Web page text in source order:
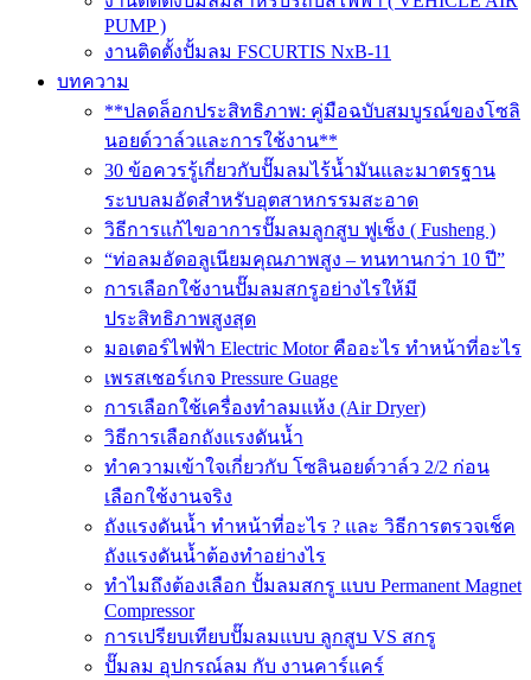
PUMP )
งานติดตั้งปั้มลม FSCURTIS NxB-11
บทความ
**ปลดล็อกประสิทธิภาพ: คู่มือฉบับสมบูรณ์ของโซลิ
นอยด์วาล์วและการใช้งาน**
30 ข้อควรรู้เกี่ยวกับปั๊มลมไร้น้ำมันและมาตรฐาน
ระบบลมอัดสำหรับอุตสาหกรรมสะอาด
วิธีการแก้ไขอาการปั๊มลมลูกสูบ ฟูเช็ง ( Fusheng )
“ท่อลมอัดอลูเนียมคุณภาพสูง – ทนทานกว่า 10 ปี”
การเลือกใช้งานปั๊มลมสกรูอย่างไรให้มี
ประสิทธิภาพสูงสุด
มอเตอร์ไฟฟ้า Electric Motor คืออะไร ทำหน้าที่อะไร
เพรสเชอร์เกจ Pressure Guage
การเลือกใช้เครื่องทำลมแห้ง (Air Dryer)
วิธีการเลือกถังแรงดันน้ำ
ทำความเข้าใจเกี่ยวกับ โซลินอยด์วาล์ว 2/2 ก่อน
เลือกใช้งานจริง
ถังแรงดันน้ำ ทำหน้าที่อะไร ? และ วิธีการตรวจเช็ค
ถังแรงดันน้ำต้องทำอย่างไร
ทำไมถึงต้องเลือก ปั้มลมสกรู แบบ Permanent Magnet
Compressor
การเปรียบเทียบปั๊มลมแบบ ลูกสูบ VS สกรู
ปั๊มลม อุปกรณ์ลม กับ งานคาร์แคร์